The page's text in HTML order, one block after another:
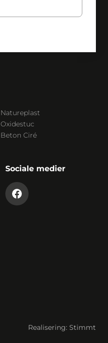
Natureplast
Oxidestuc
Beton Ciré
Sociale medier
Realisering: Stimmt